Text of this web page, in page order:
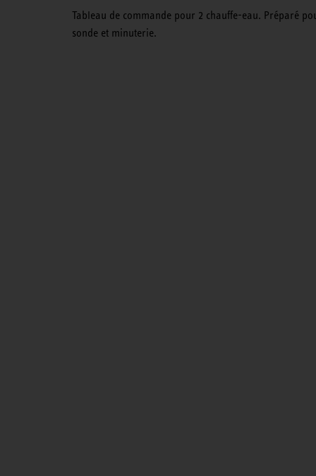
Tableau de commande pour 2 chauffe-eau. Préparé
sonde et minuterie.